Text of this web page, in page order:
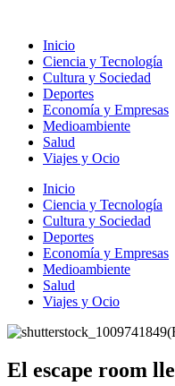
contenido
Inicio
Ciencia y Tecnología
Cultura y Sociedad
Deportes
Economía y Empresas
Medioambiente
Salud
Viajes y Ocio
Inicio
Ciencia y Tecnología
Cultura y Sociedad
Deportes
Economía y Empresas
Medioambiente
Salud
Viajes y Ocio
El escape room